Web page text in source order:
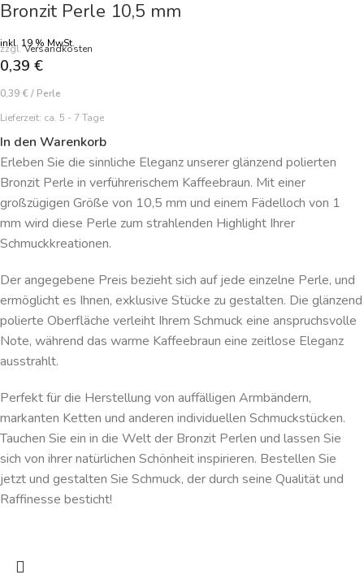
Bronzit Perle 10,5 mm
inkl. 19 % MwSt.
zzgl.Versandkosten
0,39 €
0,39 € / Perle
Lieferzeit: ca. 5 - 7 Tage
In den Warenkorb
Erleben Sie die sinnliche Eleganz unserer glänzend polierten
Bronzit Perle in verführerischem Kaffeebraun. Mit einer
großzügigen Größe von 10,5 mm und einem Fädelloch von 1
mm wird diese Perle zum strahlenden Highlight Ihrer
Schmuckkreationen.
Der angegebene Preis bezieht sich auf jede einzelne Perle, und
ermöglicht es Ihnen, exklusive Stücke zu gestalten. Die glänzend
polierte Oberfläche verleiht Ihrem Schmuck eine anspruchsvolle
Note, während das warme Kaffeebraun eine zeitlose Eleganz
ausstrahlt.
Perfekt für die Herstellung von auffälligen Armbändern,
markanten Ketten und anderen individuellen Schmuckstücken.
Tauchen Sie ein in die Welt der Bronzit Perlen und lassen Sie
sich von ihrer natürlichen Schönheit inspirieren. Bestellen Sie
jetzt und gestalten Sie Schmuck, der durch seine Qualität und
Raffinesse besticht!